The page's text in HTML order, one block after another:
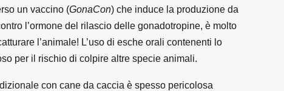
un vaccino (GonaCon) che induce la produzione da
l’ormone del rilascio delle gonadotropine, è molto
l’animale! L’uso di esche orali contenenti lo
per il rischio di colpire altre specie animali.
con cane da caccia è spesso pericolosa